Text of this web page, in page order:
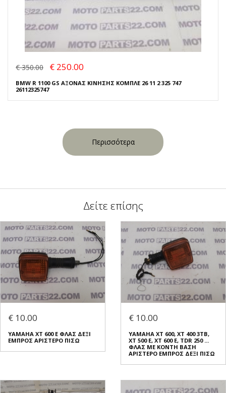
€ 350.00 € 250.00
BMW R 1100 GS ΑΞΟΝΑΣ ΚΙΝΗΣΗΣ ΚΟΜΠΛΕ 26 11 2 325 747
26112325747
Περισσότερα
Δείτε επίσης
€ 10.00
YAMAHA XT 600 E ΦΛΑΣ ΔΕΞΙ
ΕΜΠΡΟΣ ΑΡΙΣΤΕΡΟ ΠΙΣΩ
€ 10.00
ΥΑΜΑΗΑ XT 600, XT 400 3TB,
XT 500 E, XT 600 E, TDR 250 ...
ΦΛΑΣ ΜΕ ΚΟΝΤΗ ΒΑΣΗ
ΑΡΙΣΤΕΡΟ ΕΜΠΡΟΣ ΔΕΞΙ ΠΙΣΩ